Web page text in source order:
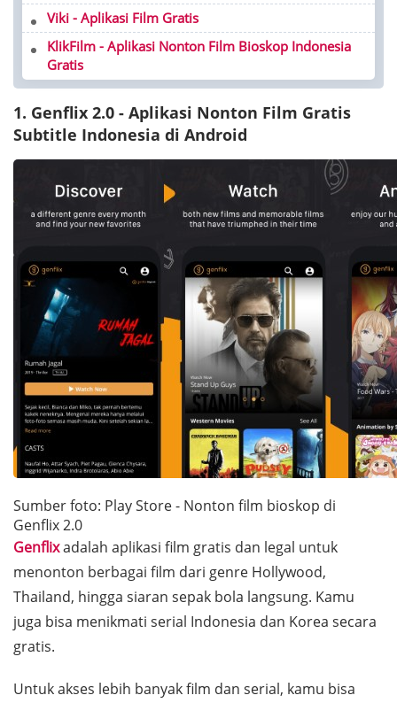
Viki - Aplikasi Film Gratis
KlikFilm - Aplikasi Nonton Film Bioskop Indonesia
Gratis
1. Genflix 2.0 - Aplikasi Nonton Film Gratis
Subtitle Indonesia di Android
Sumber foto: Play Store - Nonton film bioskop di
Genflix 2.0
Genflixadalah aplikasi film gratis dan legal untuk
menonton berbagai film dari genre Hollywood,
Thailand, hingga siaran sepak bola langsung. Kamu
juga bisa menikmati serial Indonesia dan Korea secara
gratis.
Untuk akses lebih banyak film dan serial, kamu bisa